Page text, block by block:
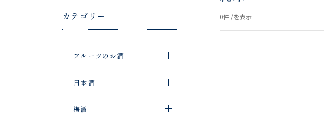
カテゴリー
フルーツのお酒
日本酒
梅酒
0件 /を表示